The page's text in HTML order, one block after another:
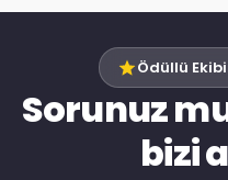
Ödüllü
Sorunuz
bizi